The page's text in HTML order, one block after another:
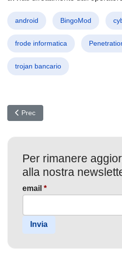
android BingoMod
frode informatica
trojan bancario
Articolo precedente:
Prec
Per rimanere
alla nostra
email *
Invia